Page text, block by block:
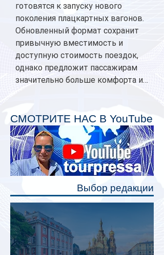
готовятся к запуску нового
поколения плацкартных вагонов.
Обновленный формат сохранит
привычную вместимость и
доступную стоимость поездок,
однако предложит пассажирам
значительно больше комфорта и
планируется начать в 2027 году.
Одним из главных нововведений
станут индивидуальные шторки у
каждого спального места. Они
позволят пассажирам закрыть свою
полку во время сна или отдыха,
СМОТРИТЕ НАС В YouTube
Выбор редакции